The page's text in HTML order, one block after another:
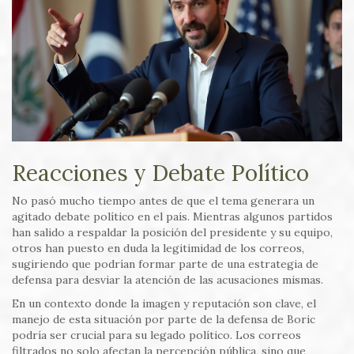
Reacciones y Debate Político
No pasó mucho tiempo antes de que el tema generara un
agitado debate político en el país. Mientras algunos partidos
han salido a respaldar la posición del presidente y su equipo,
otros han puesto en duda la legitimidad de los correos,
sugiriendo que podrían formar parte de una estrategia de
defensa para desviar la atención de las acusaciones mismas.
En un contexto donde la imagen y reputación son clave, el
manejo de esta situación por parte de la defensa de Boric
podría ser crucial para su legado político. Los correos
filtrados no solo afectan la percepción pública, sino que